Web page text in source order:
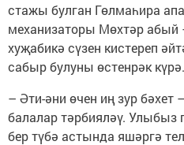
стажы булган Гөлмаһира
механизаторы Мөхтәр абый
хуҗабикә сүзен кистереп
сабыр булуны өстенрәк күрә.
– Әти-әни өчен иң зур бәхет
балалар тәрбияләү. Улыбыз
бер түбә астында яшәргә